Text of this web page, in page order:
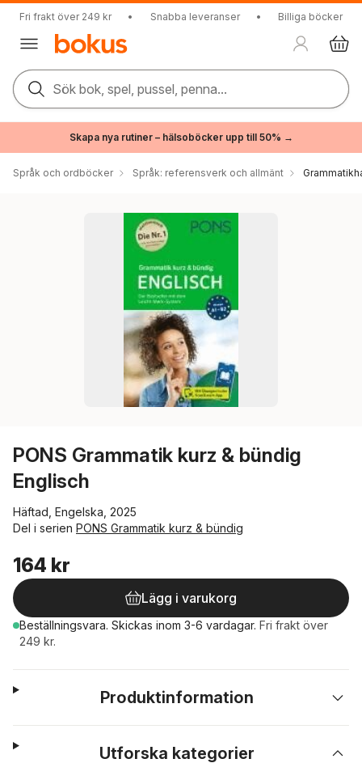
Fri frakt över 249 kr • Snabba leveranser • Billiga böcker
Sök bok, spel, pussel, penna...
Skapa nya rutiner – hälsoböcker upp till 50% →
Språk och ordböcker Språk: referensverk och allmänt
PONS Grammatik kurz & bündig
Englisch
Häftad, Engelska, 2025
Del i serien PONS Grammatik kurz & bündig
164 kr
Lägg i varukorg
Beställningsvara. Skickas inom 3-6 vardagar. Fri frakt över
249 kr.
Produktinformation
Utforska kategorier